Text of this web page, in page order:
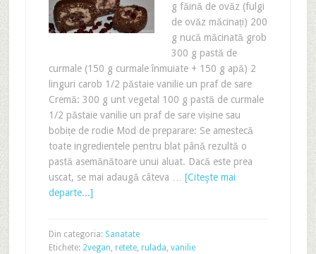
g făină de ovăz (fulgi
de ovăz măcinați) 200
g nucă măcinată grob
300 g pastă de
curmale (150 g curmale înmuiate + 150 g apă) 2
linguri carob 1/2 păstaie vanilie un praf de sare
Cremă: 300 g unt vegetal 100 g pastă de curmale
1/2 păstaie vanilie un praf de sare vișine sau
bobițe de rodie Mod de preparare: Se amestecă
toate ingredientele pentru blat până rezultă o
pastă asemănătoare unui aluat. Dacă este prea
uscat, se mai adaugă câteva … [Citeşte mai
departe...]
Din categoria: Sanatate
Etichete: 2vegan, retete, rulada, vanilie